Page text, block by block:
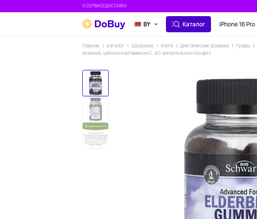
О СЕРВИСЕДОСТАВКА
BY Каталог iPhone 16 Pro
Главная Каталог Здоровье IHerb Диетические добавки Травы
бузиной, цинком и витамином C, 60 жевательных конфет